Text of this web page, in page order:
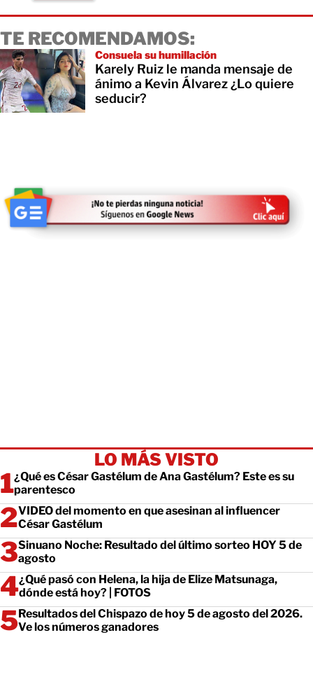
TE RECOMENDAMOS:
Consuela su humillación
Karely Ruiz le manda mensaje de
ánimo a Kevin Álvarez ¿Lo quiere
seducir?
LO MÁS VISTO
¿Qué es César Gastélum de Ana Gastélum? Este es su
parentesco
VIDEO del momento en que asesinan al influencer
César Gastélum
Sinuano Noche: Resultado del último sorteo HOY 5 de
agosto
¿Qué pasó con Helena, la hija de Elize Matsunaga,
dónde está hoy? | FOTOS
Resultados del Chispazo de hoy 5 de agosto del 2026.
Ve los números ganadores